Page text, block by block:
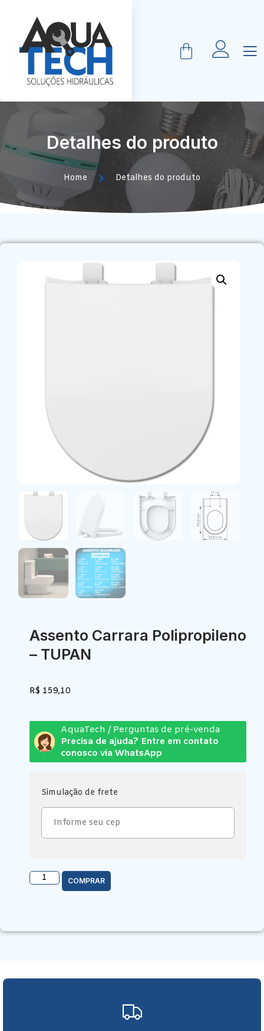
Detalhes do produto
Home Detalhes do produto
Assento Carrara Polipropileno
– TUPAN
R$ 159,10
AquaTech / Perguntas de pré-venda
Precisa de ajuda? Entre em contato
conosco via WhatsApp
Simulação de frete
COMPRAR